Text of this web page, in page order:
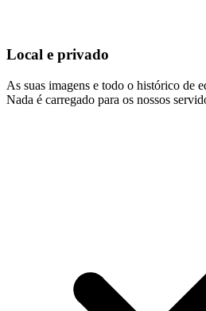
Local e privado
As suas imagens e todo o histórico de
Nada é carregado para os nossos